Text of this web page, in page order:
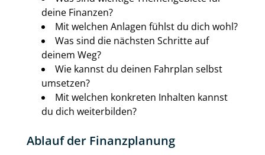
deine Finanzen?
Mit welchen Anlagen fühlst du dich wohl?
Was sind die nächsten Schritte auf
deinem Weg?
Wie kannst du deinen Fahrplan selbst
umsetzen?
Mit welchen konkreten Inhalten kannst
du dich weiterbilden?
Ablauf der Finanzplanung